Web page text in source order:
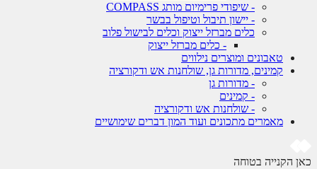
- שיפודי פרימיום מותג COMPASS
- יישון תיבול וטיפול בבשר
כלים מברזל ייצוק וכלים לבישול פלוב
- כלים מברזל ייצוק
טאבונים ומוצרים נילווים
קמינים, מדורות גן, שולחנות אש ודקורציה
- מדורות גן
- קמינים
- שולחנות אש ודקורציה
מאמרים מתכונים ועוד המון דברים שימושיים
הקנייה בטוחה